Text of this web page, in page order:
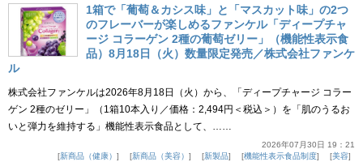
1箱で「葡萄＆カシス味」と「マスカット味」の2つ
のフレーバーが楽しめるファンケル「ディープチャ
ージ コラーゲン 2種の葡萄ゼリー」（機能性表示食
品）8月18日（火）数量限定発売／株式会社ファンケ
ル
株式会社ファンケルは2026年8月18日（火）から、「ディープチャージ コラー
ゲン 2種のゼリー」（1箱10本入り／価格：2,494円＜税込＞）を「肌のうるお
いと弾力を維持する」機能性表示食品として、……
2026年07月30日 19：21
新商品（健康）
新商品（美容） 新製品 機能性表示食品制度 美容